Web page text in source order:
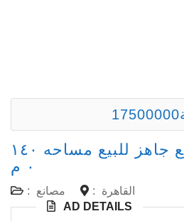
مصنع جاهز للبيع مساحه ١٤٠
٠ م
: مصانع :
القاهرة
AD DETAILS